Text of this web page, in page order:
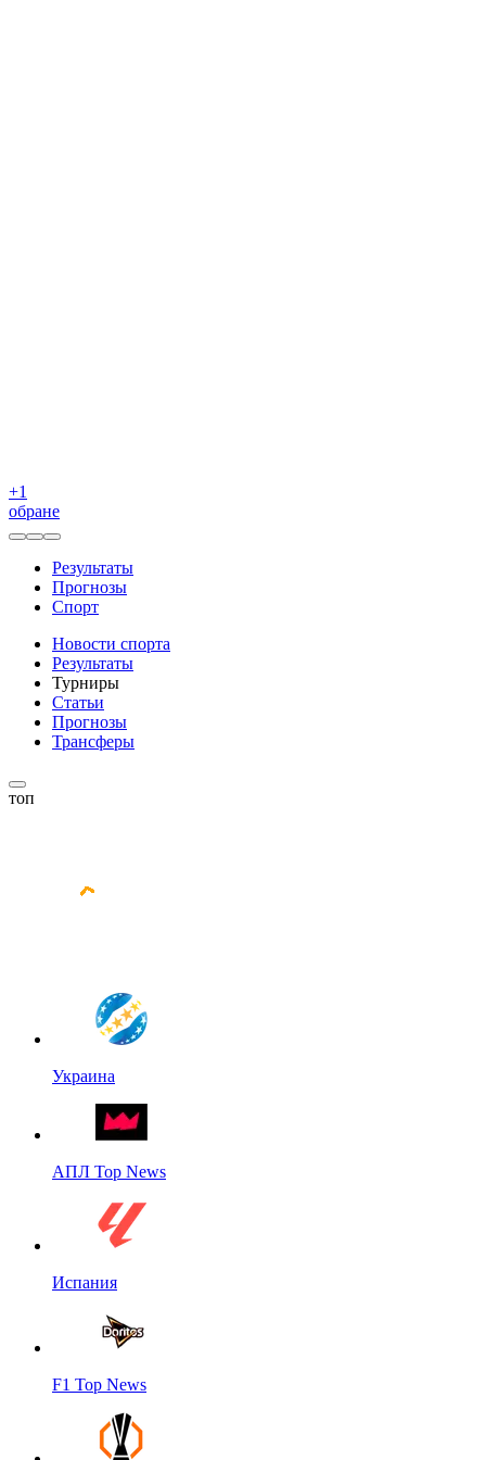
+1
обране
Результаты
Прогнозы
Спорт
Новости спорта
Результаты
Турниры
Статьи
Прогнозы
Трансферы
топ
Украина
АПЛ Top News
Испания
F1 Top News